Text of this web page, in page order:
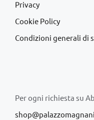
Privacy
Cookie Policy
Condizioni generali di
Per ogni richiesta su